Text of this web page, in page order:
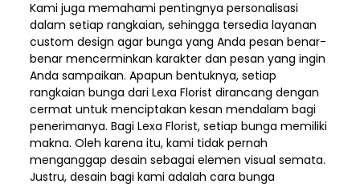
Kami juga memahami pentingnya personalisasi
dalam setiap rangkaian, sehingga tersedia layanan
custom design agar bunga yang Anda pesan benar-
benar mencerminkan karakter dan pesan yang ingin
Anda sampaikan. Apapun bentuknya, setiap
rangkaian bunga dari Lexa Florist dirancang dengan
cermat untuk menciptakan kesan mendalam bagi
penerimanya. Bagi Lexa Florist, setiap bunga memiliki
makna. Oleh karena itu, kami tidak pernah
menganggap desain sebagai elemen visual semata.
Justru, desain bagi kami adalah cara bunga